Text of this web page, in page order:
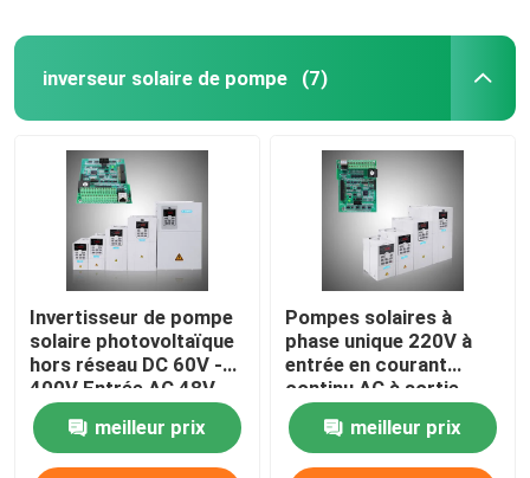
inverseur solaire de pompe (7)
Invertisseur de pompe
solaire photovoltaïque
hors réseau DC 60V -
400V Entrée AC 48V -
230V Sortie pour les
zones éloignées
meilleur prix
Pompes solaires à
phase unique 220V à
entrée en courant
continu AC à sortie
meilleur prix